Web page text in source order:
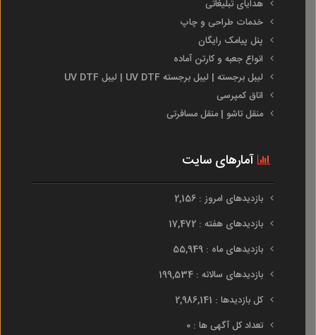
هدایای تبلیغاتی
خدمات طراحی و چاپ
پنل پیامک رایگان
انواع جعبه و کارتن آماده
لیبل برجسته | لیبل برجسته UV DTF | لیبل UV DTF
اتاق کمپرسی
منقل تاشو | منقل مسافرتی
آمارهای سایت
بازدیدهای امروز : 2,156
بازدیدهای هفته : 17,472
بازدیدهای ماه : 55,949
بازدیدهای سالانه : 199,534
کل بازدیدها : 2,986,141
تعداد کل آگهی ها : 0